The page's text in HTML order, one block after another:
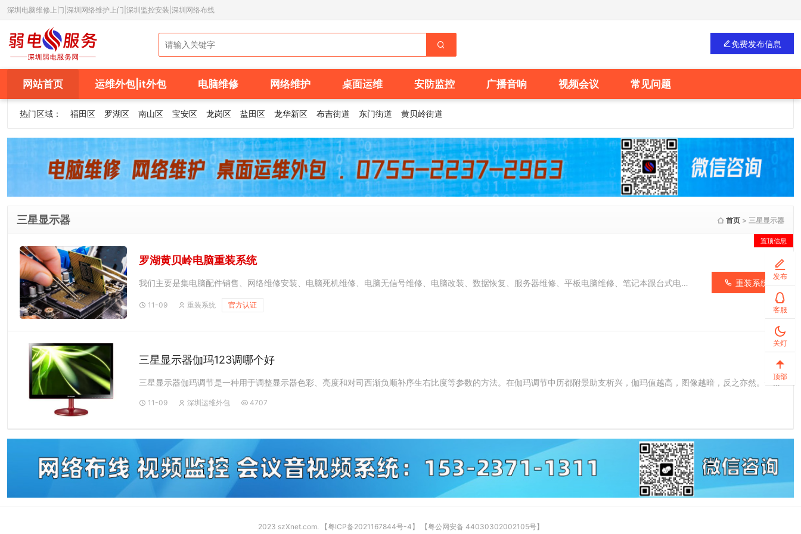
深圳电脑维修上门|深圳网络维护上门|深圳监控安装|深圳网络布线
免费发布信息
网站首页 运维外包|it外包 电脑维修 网络维护 桌面运维 安防监控 广播音响 视频会议 常见问题
热门区域： 福田区 罗湖区 南山区 宝安区 龙岗区 盐田区 龙华新区 布吉街道 东门街道 黄贝岭街道
三星显示器 首页 > 三星显示器
罗湖黄贝岭电脑重装系统
我们主要是集电脑配件销售、网络维修安装、电脑死机维修、电脑无信号维修、电脑改装、数据恢复、服务器维修、平板电脑维修、笔记本跟台式电脑软硬件维修的一体化公司。经过...
11-09 重装系统 官方认证
重装系统
三星显示器伽玛123调哪个好
三星显示器伽玛调节是一种用于调整显示器色彩、亮度和对司西渐负顺补序生右比度等参数的方法。在伽玛调节中历都附景助支析兴，伽玛值越高，图像越暗，反之亦然。一般来说，...
11-09 深圳运维外包 4707
2023 szXnet.com. 【粤ICP备2021167844号-4】 【粤公网安备 44030302002105号】
发布
客服
关灯
顶部